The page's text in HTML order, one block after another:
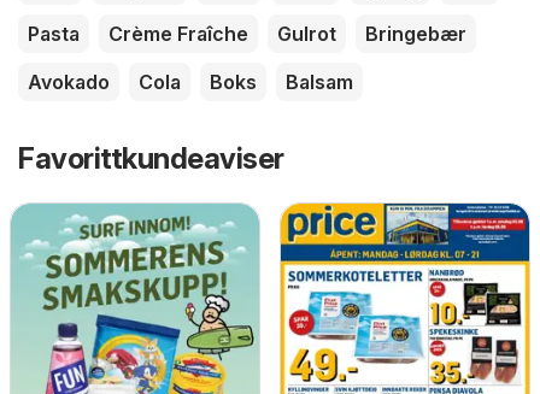
Pasta
Crème Fraîche Gulrot
Bringebær
Avokado
Cola Boks Balsam
Favorittkundeaviser